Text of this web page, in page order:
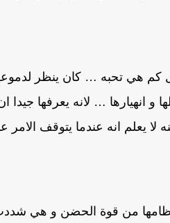
كم هي تحبه … كان ينظر
انهيارها … لانه يعرفها
لا يعلم انه عندما يتوقف
من قوة الحضن و هي